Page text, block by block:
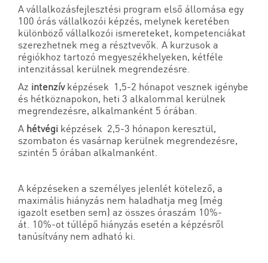
A vállalkozásfejlesztési program első állomása egy
100 órás vállalkozói képzés, melynek keretében
különböző vállalkozói ismereteket, kompetenciákat
szerezhetnek meg a résztvevők. A kurzusok a
régiókhoz tartozó megyeszékhelyeken, kétféle
intenzitással kerülnek megrendezésre.
Azintenzívképzések 1,5-2 hónapot vesznek igénybe
és hétköznapokon, heti 3 alkalommal kerülnek
megrendezésre, alkalmanként 5 órában.
Ahétvégiképzések 2,5-3 hónapon keresztül,
szombaton és vasárnap kerülnek megrendezésre,
szintén 5 órában alkalmanként.
A képzéseken a személyes jelenlét kötelező, a
maximális hiányzás nem haladhatja meg (még
igazolt esetben sem) az összes óraszám 10%-
át. 10%-ot túllépő hiányzás esetén a képzésről
tanúsítvány nem adható ki.